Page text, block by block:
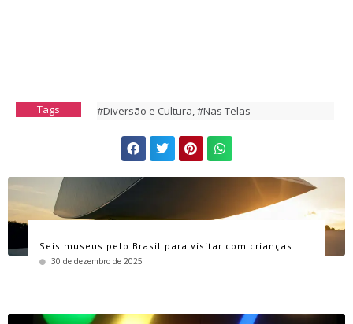
Tags #Diversão e Cultura,#Nas Telas
Seis museus pelo Brasil para visitar com crianças
30 de dezembro de 2025